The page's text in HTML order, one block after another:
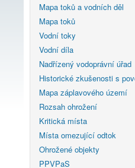
Mapa toků a vodních děl
Mapa toků
Vodní toky
Vodní díla
Nadřízený vodoprávní úřad
Historické zkušenosti s
Mapa záplavového území
Rozsah ohrožení
Kritická místa
Místa omezující odtok
Ohrožené objekty
PPVPaS